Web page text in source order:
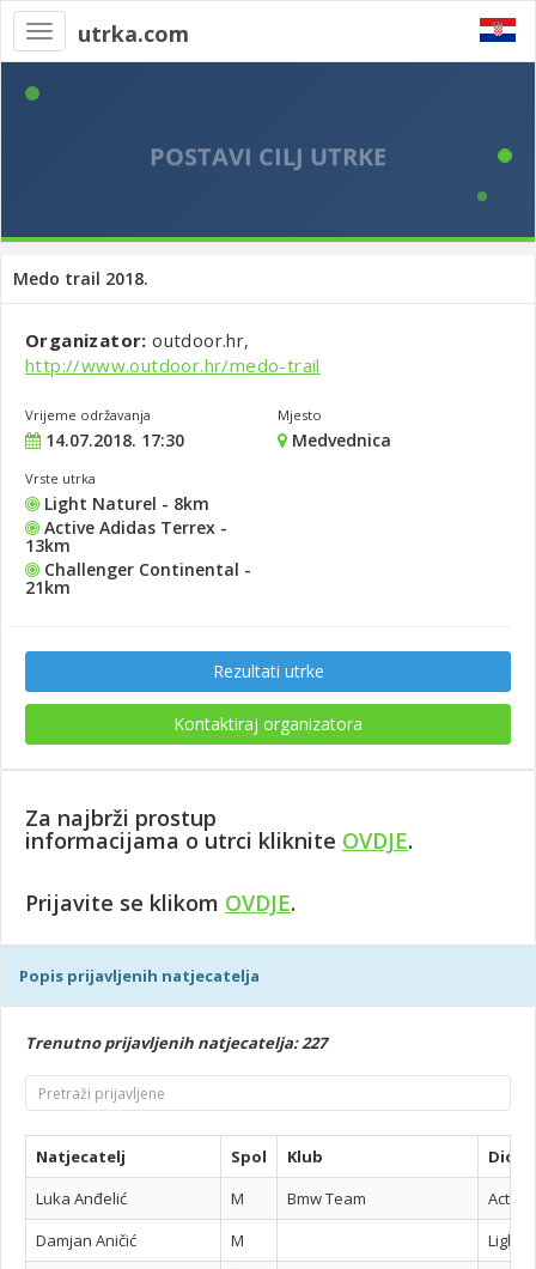
Toggle
navigation
utrka.com
Medo trail 2018.
Organizator:outdoor.hr,
http://www.outdoor.hr/medo-trail
Vrijeme održavanja
14.07.2018. 17:30
Mjesto
Medvednica
Vrste utrka
Light Naturel - 8km
Active Adidas Terrex -
13km
Challenger Continental -
21km
Rezultati utrke
Kontaktiraj organizatora
Za najbrži prostup
informacijama o utrci kliknite OVDJE.
Prijavite se klikom OVDJE.
Popis prijavljenih natjecatelja
Trenutno prijavljenih natjecatelja: 227
Natjecatelj Spol Klub
Luka Anđelić
M Bmw Team
Active
Damjan Aničić
M
Light